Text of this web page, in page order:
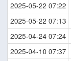
2025-05-22 07:22
2025-05-22 07:13
2025-04-24 07:24
2025-04-10 07:37